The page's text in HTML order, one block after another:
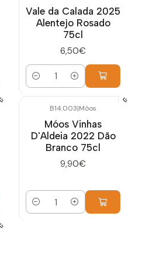
Vale da Calada 2025
Alentejo Rosado
75cl
6,50€
Cantidad
B14.003|Móos
Móos Vinhas
D'Aldeia 2022 Dão
Branco 75cl
9,90€
Cantidad